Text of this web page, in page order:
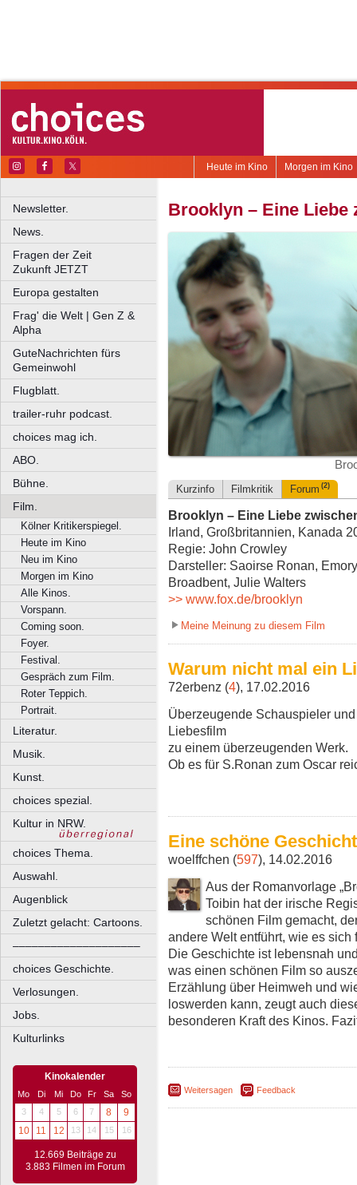
Morgen im Kino
Heute im Kino
Newsletter.
News.
Fragen der Zeit
Zukunft JETZT
Europa gestalten
Frag' die Welt | Gen Z &
Alpha
GuteNachrichten fürs
Gemeinwohl
Flugblatt.
trailer-ruhr podcast.
choices mag ich.
ABO.
Bühne.
Film.
Kölner Kritikerspiegel.
Heute im Kino
Neu im Kino
Morgen im Kino
Alle Kinos.
Vorspann.
Coming soon.
Foyer.
Festival.
Gespräch zum Film.
Roter Teppich.
Portrait.
Literatur.
Musik.
Kunst.
choices spezial.
Kultur in NRW.
choices Thema.
Auswahl.
Augenblick
Zuletzt gelacht: Cartoons.
––––––––––––––––––––
choices Geschichte.
Verlosungen.
Jobs.
Kulturlinks
Kinokalender
Mo Di Mi Do Fr Sa
So
3
4 5 6 7 8
9
10
11 12 13 14 15 16
12.669 Beiträge zu
3.883 Filmen im Forum
Brooklyn – Eine Liebe
Kurzinfo Filmkritik Forum (2)
Brooklyn – Eine Liebe
Irland, Großbritannien, Kanada
Regie: John Crowley
Darsteller: Saoirse Ronan,
Broadbent, Julie Walters
>> www.fox.de/brooklyn
Meine Meinung zu diesem Film
Warum nicht mal ein
72erbenz (4), 17.02.2016
Überzeugende Schauspieler
Liebesfilm
zu einem überzeugenden Werk.
Ob es für S.Ronan zum Oscar
Eine schöne
woelffchen (597), 14.02.2016
Aus der Romanvorlage
Toibin hat der irische
schönen Film gemacht,
andere Welt entführt, wie es
Die Geschichte ist lebensnah
was einen schönen Film so
Erzählung über Heimweh und
loswerden kann, zeugt auch
besonderen Kraft des Kinos.
Weitersagen Feedback